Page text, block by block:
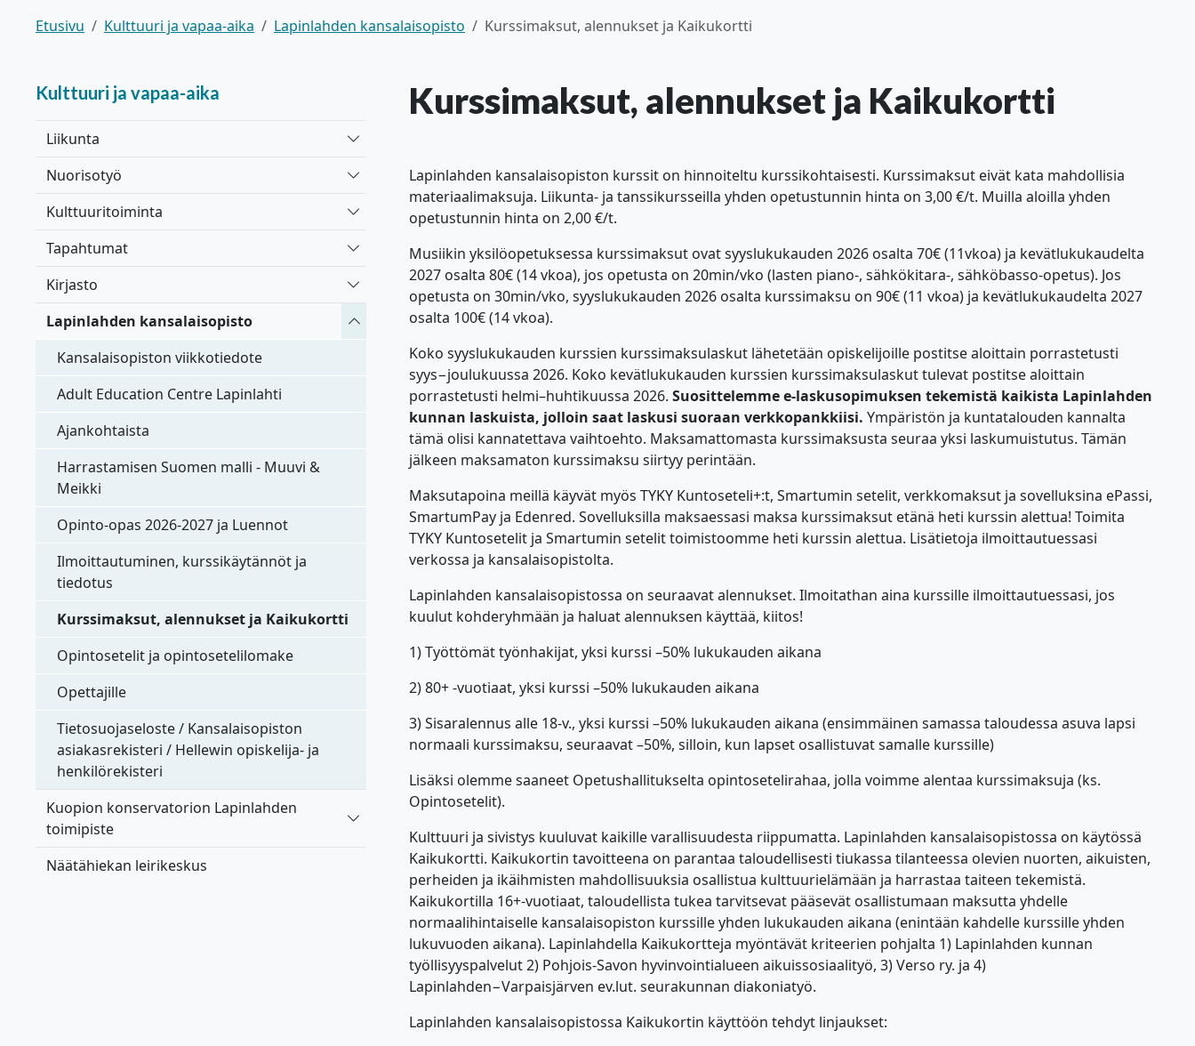
Etusivu Kulttuuri ja vapaa-aika Lapinlahden kansalaisopisto Kurssimaksut, alennukset ja Kaikukortti
Kulttuuri ja vapaa-aika
Liikunta
Vaihda alasvetovalikkoa
Nuorisotyö
Vaihda alasvetovalikkoa
Kulttuuritoiminta
Vaihda alasvetovalikkoa
Tapahtumat
Vaihda alasvetovalikkoa
Kirjasto
Vaihda alasvetovalikkoa
Lapinlahden kansalaisopisto
Vaihda alasvetovalikkoa
Kansalaisopiston viikkotiedote
Adult Education Centre Lapinlahti
Ajankohtaista
Harrastamisen Suomen malli - Muuvi &
Meikki
Opinto-opas 2026-2027 ja Luennot
Ilmoittautuminen, kurssikäytännöt ja
tiedotus
Kurssimaksut, alennukset ja Kaikukortti
Opintosetelit ja opintosetelilomake
Opettajille
Tietosuojaseloste / Kansalaisopiston
asiakasrekisteri / Hellewin opiskelija- ja
henkilörekisteri
Kuopion konservatorion Lapinlahden
toimipiste
Vaihda alasvetovalikkoa
Näätähiekan leirikeskus
Kurssimaksut, alennukset ja Kaikukortti
Lapinlahden kansalaisopiston kurssit on hinnoiteltu kurssikohtaisesti. Kurssimaksut eivät kata mahdollisia
materiaalimaksuja. Liikunta- ja tanssikursseilla yhden opetustunnin hinta on 3,00 €/t. Muilla aloilla yhden
opetustunnin hinta on 2,00 €/t.
Musiikin yksilöopetuksessa kurssimaksut ovat syyslukukauden 2026 osalta 70€ (11vkoa) ja kevätlukukaudelta
2027 osalta 80€ (14 vkoa), jos opetusta on 20min/vko (lasten piano-, sähkökitara-, sähköbasso-opetus). Jos
opetusta on 30min/vko, syyslukukauden 2026 osalta kurssimaksu on 90€ (11 vkoa) ja kevätlukukaudelta 2027
osalta 100€ (14 vkoa).
Koko syyslukukauden kurssien kurssimaksulaskut lähetetään opiskelijoille postitse aloittain porrastetusti
syys−joulukuussa 2026. Koko kevätlukukauden kurssien kurssimaksulaskut tulevat postitse aloittain
porrastetusti helmi–huhtikuussa 2026. Suosittelemme e-laskusopimuksen tekemistä kaikista Lapinlahden
kunnan laskuista, jolloin saat laskusi suoraan verkkopankkiisi. Ympäristön ja kuntatalouden kannalta
tämä olisi kannatettava vaihtoehto. Maksamattomasta kurssimaksusta seuraa yksi laskumuistutus. Tämän
jälkeen maksamaton kurssimaksu siirtyy perintään.
Maksutapoina meillä käyvät myös TYKY Kuntoseteli+:t, Smartumin setelit, verkkomaksut ja sovelluksina ePassi,
SmartumPay ja Edenred. Sovelluksilla maksaessasi maksa kurssimaksut etänä heti kurssin alettua! Toimita
TYKY Kuntosetelit ja Smartumin setelit toimistoomme heti kurssin alettua. Lisätietoja ilmoittautuessasi
verkossa ja kansalaisopistolta.
Lapinlahden kansalaisopistossa on seuraavat alennukset. Ilmoitathan aina kurssille ilmoittautuessasi, jos
kuulut kohderyhmään ja haluat alennuksen käyttää, kiitos!
1) Työttömät työnhakijat, yksi kurssi –50% lukukauden aikana
2) 80+ -vuotiaat, yksi kurssi –50% lukukauden aikana
3) Sisaralennus alle 18-v., yksi kurssi –50% lukukauden aikana (ensimmäinen samassa taloudessa asuva lapsi
normaali kurssimaksu, seuraavat –50%, silloin, kun lapset osallistuvat samalle kurssille)
Lisäksi olemme saaneet Opetushallitukselta opintosetelirahaa, jolla voimme alentaa kurssimaksuja (ks.
Opintosetelit).
Kulttuuri ja sivistys kuuluvat kaikille varallisuudesta riippumatta. Lapinlahden kansalaisopistossa on käytössä
Kaikukortti. Kaikukortin tavoitteena on parantaa taloudellisesti tiukassa tilanteessa olevien nuorten, aikuisten,
perheiden ja ikäihmisten mahdollisuuksia osallistua kulttuurielämään ja harrastaa taiteen tekemistä.
Kaikukortilla 16+-vuotiaat, taloudellista tukea tarvitsevat pääsevät osallistumaan maksutta yhdelle
normaalihintaiselle kansalaisopiston kurssille yhden lukukauden aikana (enintään kahdelle kurssille yhden
lukuvuoden aikana). Lapinlahdella Kaikukortteja myöntävät kriteerien pohjalta 1) Lapinlahden kunnan
työllisyyspalvelut 2) Pohjois-Savon hyvinvointialueen aikuissosiaalityö, 3) Verso ry. ja 4)
Lapinlahden−Varpaisjärven ev.lut. seurakunnan diakoniatyö.
Lapinlahden kansalaisopistossa Kaikukortin käyttöön tehdyt linjaukset: